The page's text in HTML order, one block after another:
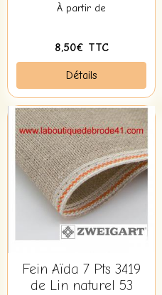
À partir de
8,50€ TTC
Détails
Fein Aïda 7 Pts 3419
de Lin naturel 53